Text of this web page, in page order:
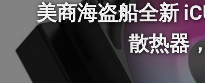
美商海盗船全新
散热器